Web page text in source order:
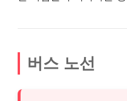
버스 노선